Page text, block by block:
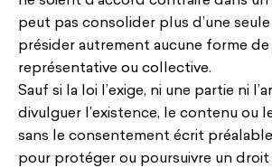
peut pas consolider plus d’une
présider autrement aucune forme
représentative ou collective.
Sauf si la loi l’exige, ni une partie ni
divulguer l’existence, le contenu ou
sans le consentement écrit
pour protéger ou poursuivre un droit